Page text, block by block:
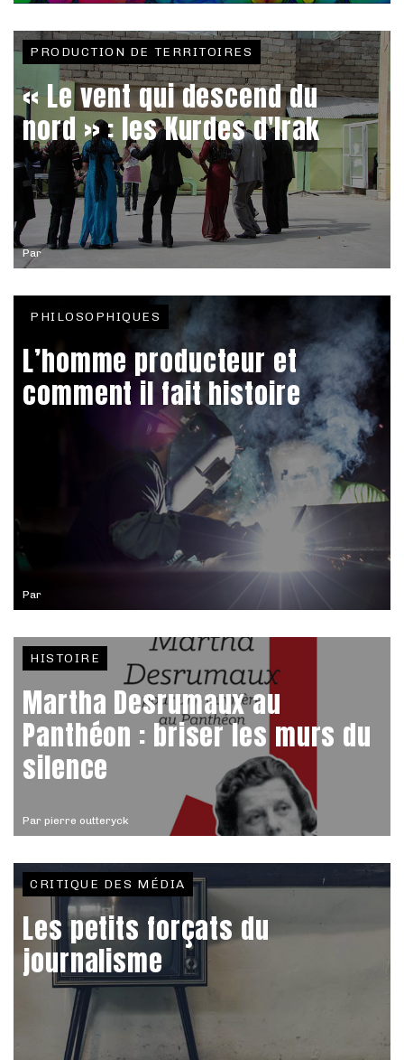
Par
PRODUCTION DE TERRITOIRES
« Le vent qui descend du
nord » : les Kurdes d'Irak
Par
PHILOSOPHIQUES
L’homme producteur et
comment il fait histoire
Par pierre outteryck
HISTOIRE
Martha Desrumaux au
Panthéon : briser les murs du
silence
CRITIQUE DES MÉDIA
Les petits forçats du
journalisme